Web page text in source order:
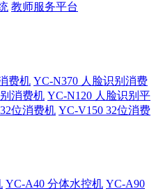
教师服务平台
费机 YC-N370 人脸识别消费
消费机 YC-N120 人脸识别平
位消费机 YC-V150 32位消费
YC-A40 分体水控机 YC-A90